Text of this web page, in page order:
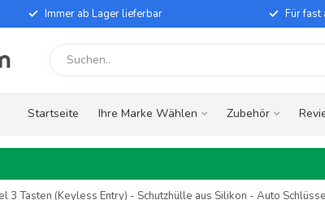
Immer ab Lager lieferbar Für fast
Startseite Ihre Marke Wählen Zubehör
Tasten (Keyless Entry) - Schutzhülle aus Silikon - Auto